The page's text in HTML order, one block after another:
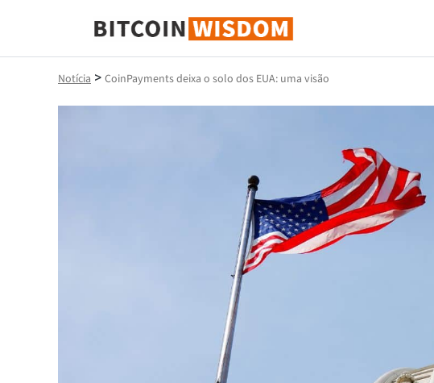
Sabedoria do Bitcoin
Notícia > CoinPayments deixa o solo dos EUA: uma visão